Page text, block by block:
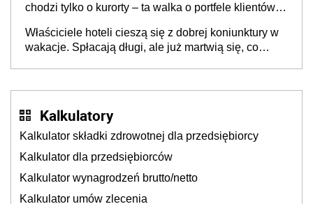
chodzi tylko o kurorty – ta walka o portfele klientów
cichu
Właściciele hoteli cieszą się z dobrej koniunktury w
wakacje. Spłacają długi, ale już martwią się, co
Kalkulatory
Kalkulator składki zdrowotnej dla przedsiębiorcy
Kalkulator dla przedsiębiorców
Kalkulator wynagrodzeń brutto/netto
Kalkulator umów zlecenia